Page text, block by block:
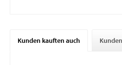
Kunden kauften auch